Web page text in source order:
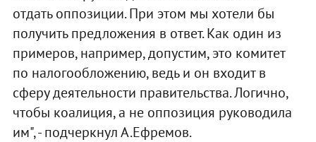
отдать оппозиции. При этом мы хотели бы
получить предложения в ответ. Как один из
примеров, например, допустим, это комитет
по налогообложению, ведь и он входит в
сферу деятельности правительства. Логично,
чтобы коалиция, а не оппозиция руководила
им", - подчеркнул А.Ефремов.